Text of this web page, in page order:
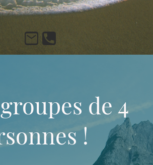
de 4
!